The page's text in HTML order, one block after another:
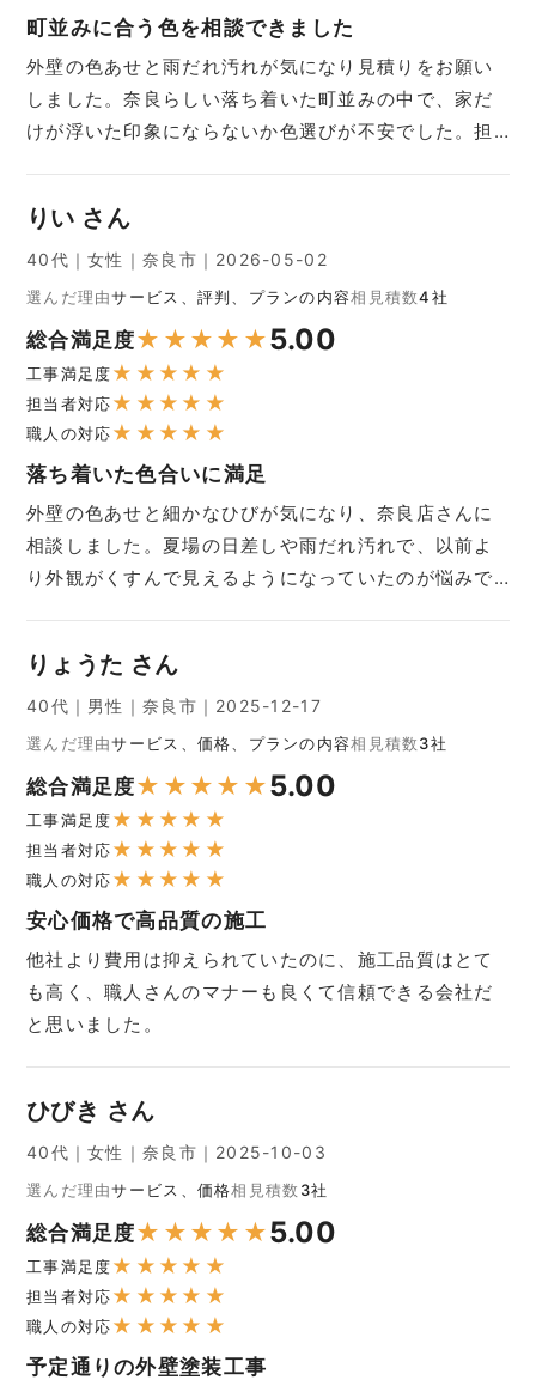
町並みに合う色を相談できました
外壁の色あせと雨だれ汚れが気になり見積りをお願い
しました。奈良らしい落ち着いた町並みの中で、家だ
けが浮いた印象にならないか色選びが不安でした。担…
りい さん
40代｜女性｜奈良市｜2026-05-02
選んだ理由サービス、評判、プランの内容相見積数4社
総合満足度★ ★ ★ ★ ★5.00
工事満足度★ ★ ★ ★ ★
担当者対応★ ★ ★ ★ ★
職人の対応★ ★ ★ ★ ★
落ち着いた色合いに満足
外壁の色あせと細かなひびが気になり、奈良店さんに
相談しました。夏場の日差しや雨だれ汚れで、以前よ
り外観がくすんで見えるようになっていたのが悩みで…
りょうた さん
40代｜男性｜奈良市｜2025-12-17
選んだ理由サービス、価格、プランの内容相見積数3社
総合満足度★ ★ ★ ★ ★5.00
工事満足度★ ★ ★ ★ ★
担当者対応★ ★ ★ ★ ★
職人の対応★ ★ ★ ★ ★
安心価格で高品質の施工
他社より費用は抑えられていたのに、施工品質はとて
も高く、職人さんのマナーも良くて信頼できる会社だ
と思いました。
ひびき さん
40代｜女性｜奈良市｜2025-10-03
選んだ理由サービス、価格相見積数 3社
総合満足度★ ★ ★ ★ ★5.00
工事満足度★ ★ ★ ★ ★
担当者対応★ ★ ★ ★ ★
職人の対応★ ★ ★ ★ ★
予定通りの外壁塗装工事